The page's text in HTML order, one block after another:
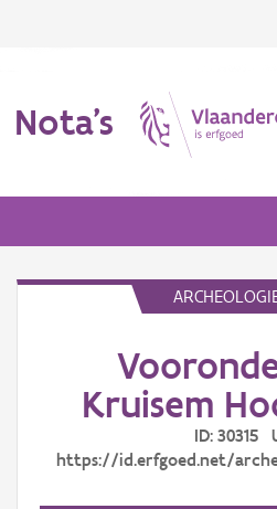
Nota's
Kruisem
ID: 30315
https://id.erfgoed.net/